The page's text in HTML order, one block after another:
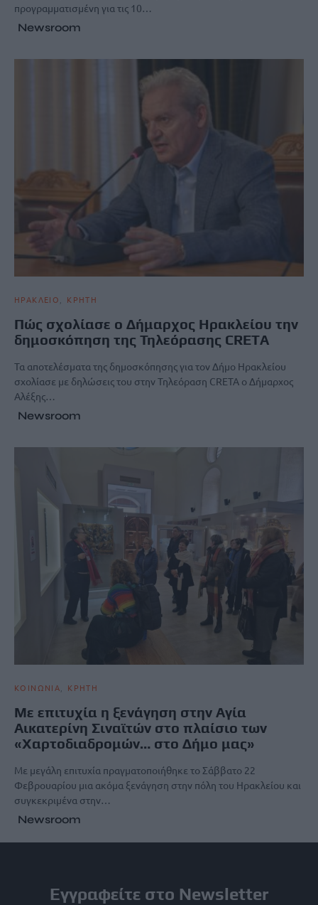
προγραμματισμένη για τις 10…
Newsroom
ΗΡΑΚΛΕΙΟ ΚΡΗΤΗ
Πώς σχολίασε ο Δήμαρχος Ηρακλείου την
δημοσκόπηση της Τηλεόρασης CRETA
Τα αποτελέσματα της δημοσκόπησης για τον Δήμο Ηρακλείου
σχολίασε με δηλώσεις του στην Τηλεόραση CRETA ο Δήμαρχος
Αλέξης…
Newsroom
ΚΟΙΝΩΝΙΑ ΚΡΗΤΗ
Με επιτυχία η ξενάγηση στην Αγία
Αικατερίνη Σιναϊτών στο πλαίσιο των
«Χαρτοδιαδρομών… στο Δήμο μας»
Με μεγάλη επιτυχία πραγματοποιήθηκε το Σάββατο 22
Φεβρουαρίου μια ακόμα ξενάγηση στην πόλη του Ηρακλείου και
συγκεκριμένα στην…
Newsroom
Εγγραφείτε στο Newsletter